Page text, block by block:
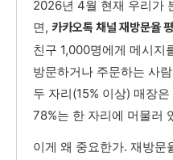
2026년 4월 현재 우리가
면, 카카오톡 채널 재방문율
친구 1,000명에게 메시지
방문하거나 주문하는 사
두 자리(15% 이상) 매장
78%는 한 자리에 머물러
이게 왜 중요한가. 재방문